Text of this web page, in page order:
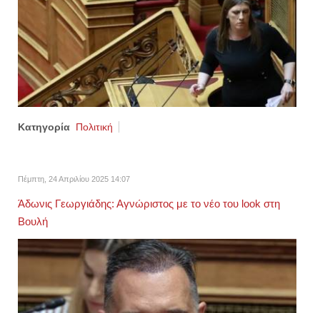
Κατηγορία Πολιτική
Πέμπτη, 24 Απριλίου 2025 14:07
Άδωνις Γεωργιάδης: Αγνώριστος με το νέο του look στη
Βουλή